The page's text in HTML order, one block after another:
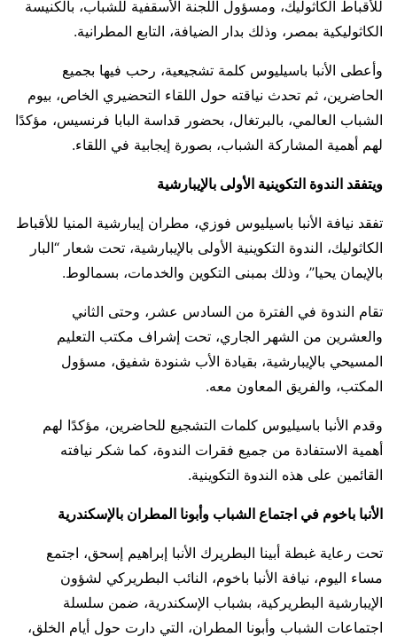
للأقباط الكاثوليك، ومسؤول اللجنة الأسقفية للشباب، بالكنيسة
الكاثوليكية بمصر، وذلك بدار الضيافة، التابع المطرانية.
وأعطى الأنبا باسيليوس كلمة تشجيعية، رحب فيها بجميع
الحاضرين، ثم تحدث نياقته حول اللقاء التحضيري الخاص، بيوم
الشباب العالمي، بالبرتغال، بحضور قداسة البابا فرنسيس، مؤكدًا
لهم أهمية المشاركة الشباب، بصورة إيجابية في اللقاء.
ويتفقد الندوة التكوينية الأولى بالإيبارشية
تفقد نيافة الأنبا باسيليوس فوزي، مطران إيبارشية المنيا للأقباط
الكاثوليك، الندوة التكوينية الأولى بالإيبارشية، تحت شعار “البار
بالإيمان يحيا”، وذلك بمبنى التكوين والخدمات، بسمالوط.
تقام الندوة في الفترة من السادس عشر، وحتى الثاني
والعشرين من الشهر الجاري، تحت إشراف مكتب التعليم
المسيحي بالإيبارشية، بقيادة الأب شنودة شفيق، مسؤول
المكتب، والفريق المعاون معه.
وقدم الأنبا باسيليوس كلمات التشجيع للحاضرين، مؤكدًا لهم
أهمية الاستفادة من جميع فقرات الندوة، كما شكر نيافته
القائمين على هذه الندوة التكوينية.
الأنبا باخوم في اجتماع الشباب وأبونا المطران بالإسكندرية
تحت رعاية غبطة أبينا البطريرك الأنبا إبراهيم إسحق، اجتمع
مساء اليوم، نيافة الأنبا باخوم، النائب البطريركي لشؤون
الإيبارشية البطريركية، بشباب الإسكندرية، ضمن سلسلة
اجتماعات الشباب وأبونا المطران، التي دارت حول أيام الخلق،